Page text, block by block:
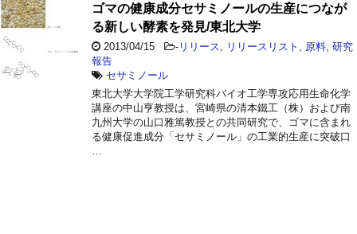
ゴマの健康成分セサミノールの生産につなが
る新しい酵素を発見/東北大学
2013/04/15 - リリース リリースリスト 原料 研究
報告
セサミノール
東北大学大学院工学研究科バイオ工学専攻応用生命化学
講座の中山亨教授は、宮崎県の清本鐵工（株）および南
九州大学の山口雅篤教授との共同研究で、ゴマに含まれ
る健康促進成分「セサミノール」の工業的生産に突破口